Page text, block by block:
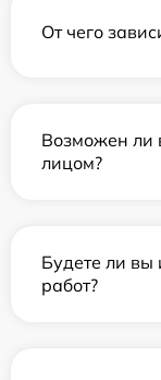
От чего
Возможен ли
лицом?
Будете ли вы
работ?